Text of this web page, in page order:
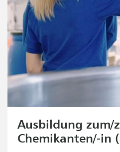
Ausbildung zum/
Chemikanten/-in